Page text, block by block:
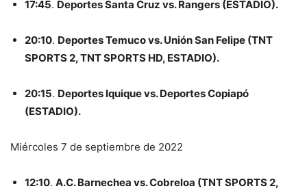
17:45. Deportes Santa Cruz vs. Rangers (ESTADIO).
20:10. Deportes Temuco vs. Unión San Felipe (TNT
SPORTS 2, TNT SPORTS HD, ESTADIO).
20:15. Deportes Iquique vs. Deportes Copiapó
(ESTADIO).
Miércoles 7 de septiembre de 2022
12:10. A.C. Barnechea vs. Cobreloa (TNT SPORTS 2,